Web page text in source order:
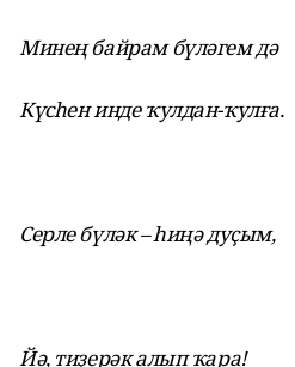
Минең байрам бүләгем дә
Күсһен инде ҡулдан-ҡулға.
Серле бүләк – һиңә дуҫым,
Йә, тиҙерәк алып ҡара!